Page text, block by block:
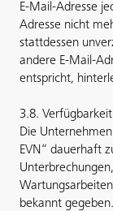
E-Mail-Adresse
Adresse nicht
stattdessen
andere E-Mail-
entspricht,
3.8.
Die
EVN“ dauerhaft
bekannt